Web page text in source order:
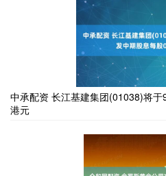
中承配资 长江基建集团(01038)将
港元